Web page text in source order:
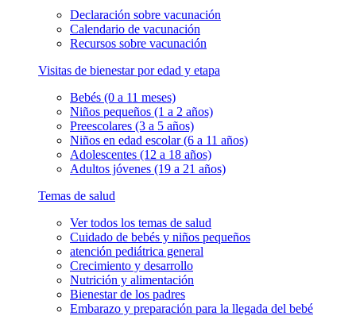
Declaración sobre vacunación
Calendario de vacunación
Recursos sobre vacunación
Visitas de bienestar por edad y etapa
Bebés (0 a 11 meses)
Niños pequeños (1 a 2 años)
Preescolares (3 a 5 años)
Niños en edad escolar (6 a 11 años)
Adolescentes (12 a 18 años)
Adultos jóvenes (19 a 21 años)
Temas de salud
Ver todos los temas de salud
Cuidado de bebés y niños pequeños
atención pediátrica general
Crecimiento y desarrollo
Nutrición y alimentación
Bienestar de los padres
Embarazo y preparación para la llegada del bebé